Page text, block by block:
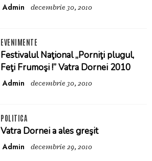
Admin decembrie 30, 2010
EVENIMENTE
Festivalul Naţional „Porniţi plugul,
Feţi Frumoşi !” Vatra Dornei 2010
Admin decembrie 30, 2010
POLITICA
Vatra Dornei a ales greşit
Admin decembrie 29, 2010